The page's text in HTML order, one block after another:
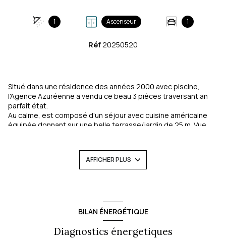
1 Ascenseur 1
Réf20250520
Situé dans une résidence des années 2000 avec piscine,
l'Agence Azuréenne a vendu ce beau 3 pièces traversant an
parfait état.
Au calme, est composé d'un séjour avec cuisine américaine
équipée donnant sur une belle terrasse/jardin de 25 m. Vue
terrasse / jardin de 40m², une salle de douche et des WC
Faibles charges . Copropriété en parfait état.
Possibilité deuxième garage
Bien en copropriété: 37 lots principaux
AFFICHER PLUS
BILAN ÉNERGÉTIQUE
Diagnostics énergetiques